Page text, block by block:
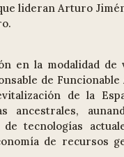
lideran Arturo
en la modalidad de
de
de la
ancestrales,
tecnologías
de recursos